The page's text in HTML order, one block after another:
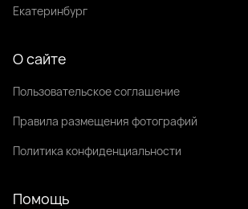
Екатеринбург
О сайте
Пользовательское соглашение
Правила размещения фотографий
Политика конфиденциальности
Помощь